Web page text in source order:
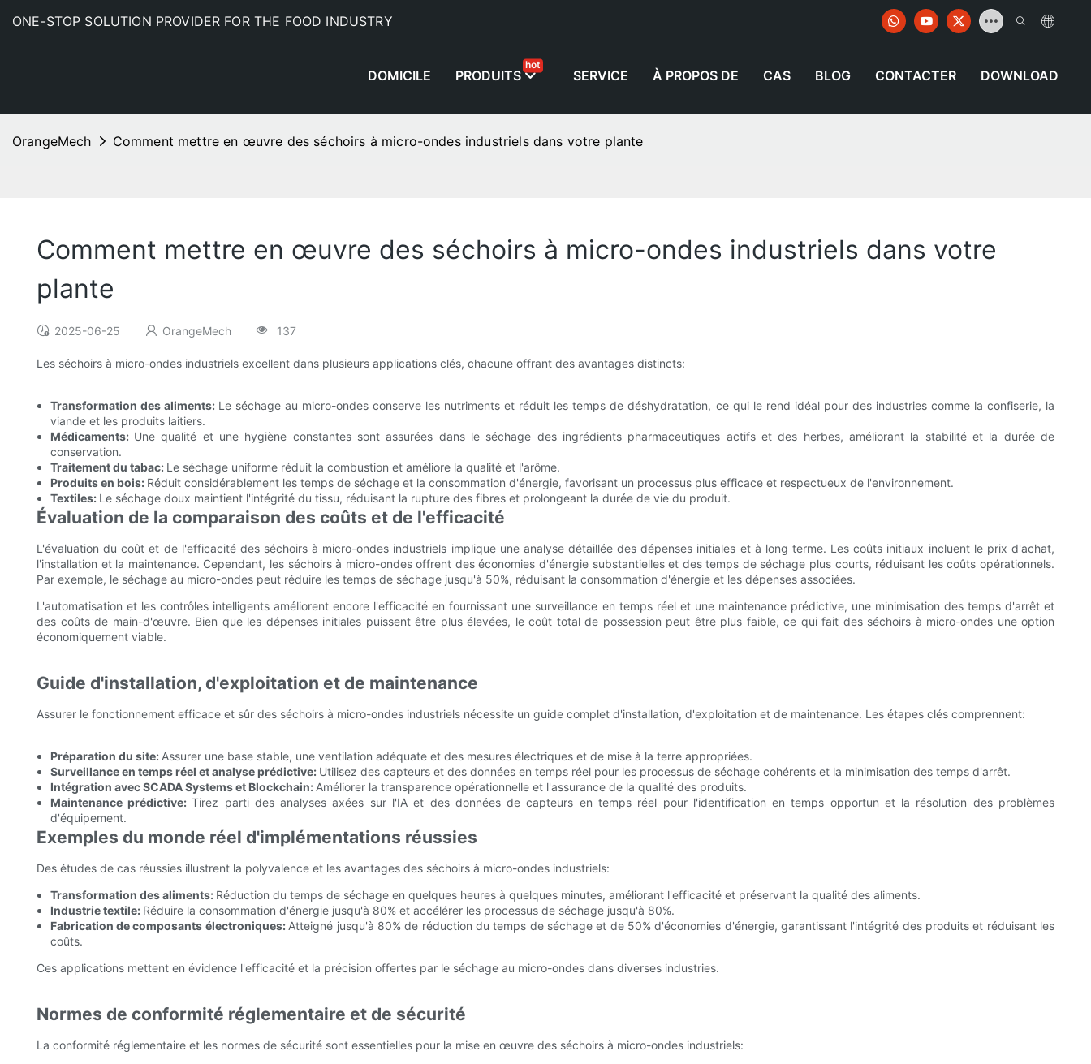
ONE-STOP SOLUTION PROVIDER FOR THE FOOD INDUSTRY
DOMICILE PRODUITS
hot
SERVICE À PROPOS DE CAS BLOG CONTACTER DOWNLOAD
OrangeMech Comment mettre en œuvre des séchoirs à micro-ondes industriels dans votre plante
Comment mettre en œuvre des séchoirs à micro-ondes industriels dans votre
plante
2025-06-25 OrangeMech 137
Les séchoirs à micro-ondes industriels excellent dans plusieurs applications clés, chacune offrant des avantages distincts:
Transformation des aliments: Le séchage au micro-ondes conserve les nutriments et réduit les temps de déshydratation, ce qui le rend idéal pour des industries comme la confiserie, la
viande et les produits laitiers.
Médicaments: Une qualité et une hygiène constantes sont assurées dans le séchage des ingrédients pharmaceutiques actifs et des herbes, améliorant la stabilité et la durée de
conservation.
Traitement du tabac: Le séchage uniforme réduit la combustion et améliore la qualité et l'arôme.
Produits en bois: Réduit considérablement les temps de séchage et la consommation d'énergie, favorisant un processus plus efficace et respectueux de l'environnement.
Textiles: Le séchage doux maintient l'intégrité du tissu, réduisant la rupture des fibres et prolongeant la durée de vie du produit.
Évaluation de la comparaison des coûts et de l'efficacité
L'évaluation du coût et de l'efficacité des séchoirs à micro-ondes industriels implique une analyse détaillée des dépenses initiales et à long terme. Les coûts initiaux incluent le prix d'achat,
l'installation et la maintenance. Cependant, les séchoirs à micro-ondes offrent des économies d'énergie substantielles et des temps de séchage plus courts, réduisant les coûts opérationnels.
Par exemple, le séchage au micro-ondes peut réduire les temps de séchage jusqu'à 50%, réduisant la consommation d'énergie et les dépenses associées.
L'automatisation et les contrôles intelligents améliorent encore l'efficacité en fournissant une surveillance en temps réel et une maintenance prédictive, une minimisation des temps d'arrêt et
des coûts de main-d'œuvre. Bien que les dépenses initiales puissent être plus élevées, le coût total de possession peut être plus faible, ce qui fait des séchoirs à micro-ondes une option
économiquement viable.
Guide d'installation, d'exploitation et de maintenance
Assurer le fonctionnement efficace et sûr des séchoirs à micro-ondes industriels nécessite un guide complet d'installation, d'exploitation et de maintenance. Les étapes clés comprennent:
Préparation du site: Assurer une base stable, une ventilation adéquate et des mesures électriques et de mise à la terre appropriées.
Surveillance en temps réel et analyse prédictive: Utilisez des capteurs et des données en temps réel pour les processus de séchage cohérents et la minimisation des temps d'arrêt.
Intégration avec SCADA Systems et Blockchain: Améliorer la transparence opérationnelle et l'assurance de la qualité des produits.
Maintenance prédictive:Tirez parti des analyses axées sur l'IA et des données de capteurs en temps réel pour l'identification en temps opportun et la résolution des problèmes
d'équipement.
Exemples du monde réel d'implémentations réussies
Des études de cas réussies illustrent la polyvalence et les avantages des séchoirs à micro-ondes industriels:
Transformation des aliments: Réduction du temps de séchage en quelques heures à quelques minutes, améliorant l'efficacité et préservant la qualité des aliments.
Industrie textile: Réduire la consommation d'énergie jusqu'à 80% et accélérer les processus de séchage jusqu'à 80%.
Fabrication de composants électroniques: Atteigné jusqu'à 80% de réduction du temps de séchage et de 50% d'économies d'énergie, garantissant l'intégrité des produits et réduisant les
coûts.
Ces applications mettent en évidence l'efficacité et la précision offertes par le séchage au micro-ondes dans diverses industries.
Normes de conformité réglementaire et de sécurité
La conformité réglementaire et les normes de sécurité sont essentielles pour la mise en œuvre des séchoirs à micro-ondes industriels: